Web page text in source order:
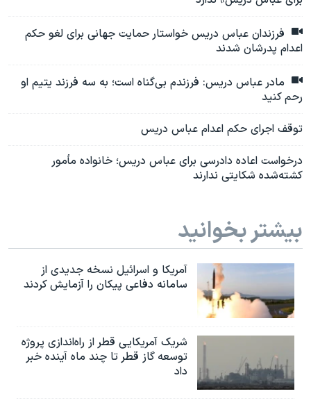
فرزندان عباس دریس خواستار حمایت جهانی برای لغو حکم
اعدام پدرشان شدند
مادر عباس دریس: فرزندم بی‌گناه است؛ به سه فرزند یتیم او
رحم کنید
توقف اجرای حکم اعدام عباس دریس
درخواست اعاده دادرسی برای عباس دریس؛ خانواده مأمور
کشته‌شده شکایتی ندارند
بیشتر بخوانید
آمریکا و اسرائیل نسخه جدیدی از
سامانه دفاعی پیکان را آزمایش کردند
شریک آمریکایی قطر از راه‌اندازی پروژه
توسعه گاز قطر تا چند ماه آینده خبر
داد